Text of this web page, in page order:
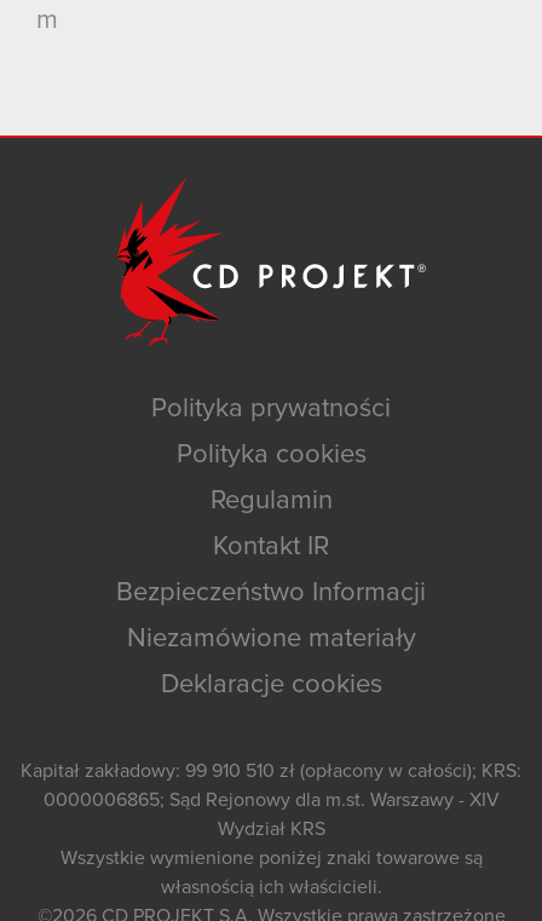
m
Polityka prywatności
Polityka cookies
Regulamin
Kontakt IR
Bezpieczeństwo Informacji
Niezamówione materiały
Deklaracje cookies
Kapitał zakładowy: 99 910 510 zł (opłacony w całości); KRS:
0000006865; Sąd Rejonowy dla m.st. Warszawy - XIV
Wydział KRS
Wszystkie wymienione poniżej znaki towarowe są
własnością ich właścicieli.
©2026 CD PROJEKT S.A. Wszystkie prawa zastrzeżone